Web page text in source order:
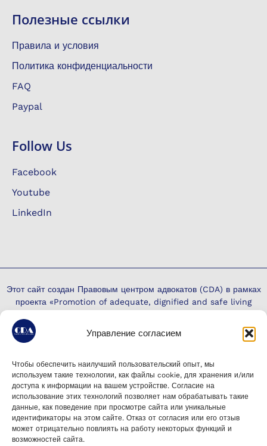
Управление согласием
Чтобы обеспечить наилучший пользовательский опыт, мы
используем такие технологии, как файлы cookie, для хранения и/или
доступа к информации на вашем устройстве. Согласие на
использование этих технологий позволяет нам обрабатывать такие
данные, как поведение при просмотре сайта или уникальные
идентификаторы на этом сайте. Отказ от согласия или его отзыв
может отрицательно повлиять на работу некоторых функций и
возможностей сайта.
Полезные ссылки
Правила и условия
Политика конфиденциальности
FAQ
Paypal
Follow Us
Facebook
Youtube
LinkedIn
Этот сайт создан Правовым центром адвокатов (CDA) в рамках
проекта «Promotion of adequate, dignified and safe living
conflict from Ukraine», внедренного HEKS/EPER Moldova при
финансовой поддержке Австрийского агентства развития
Katastrophenhilfe.
Ответственность за его содержание лежит исключительно на
CDA и не обязательно отражает мнение финансирующих
организаций.
Согласен(на) на
добровольное
использование моих